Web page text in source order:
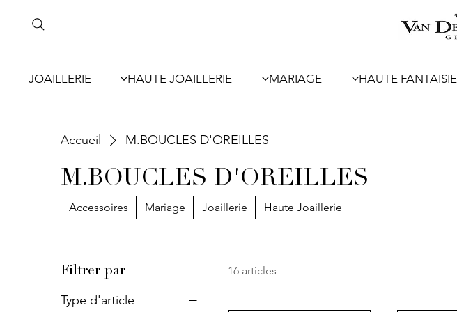
JOAILLERIE HAUTE JOAILLERIE MARIAGE HAUTE FANTAISIE
Accueil M.BOUCLES D'OREILLES
M.BOUCLES D'OREILLES
Accessoires Mariage Joaillerie Haute Joaillerie
Filtrer par
Type d'article
16 articles